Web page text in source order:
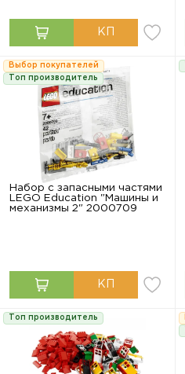
Выбор покупателей
Топ производитель
Набор с запасными частями
LEGO Education "Машины и
механизмы 2" 2000709
Топ производитель